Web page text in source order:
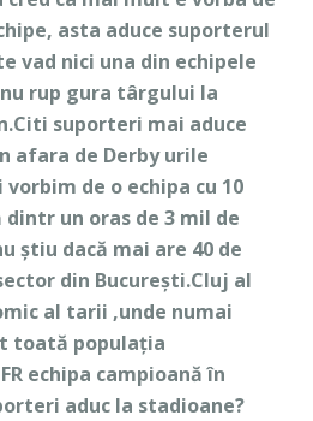
asta aduce suporterul
vad nici una din echipele
rup gura târgului la
suporteri mai aduce
afara de Derby urile
de o echipa cu 10
un oras de 3 mil de
știu dacă mai are 40 de
din București.Cluj al
al tarii ,unde numai
toată populația
echipa campioană în
aduc la stadioane?